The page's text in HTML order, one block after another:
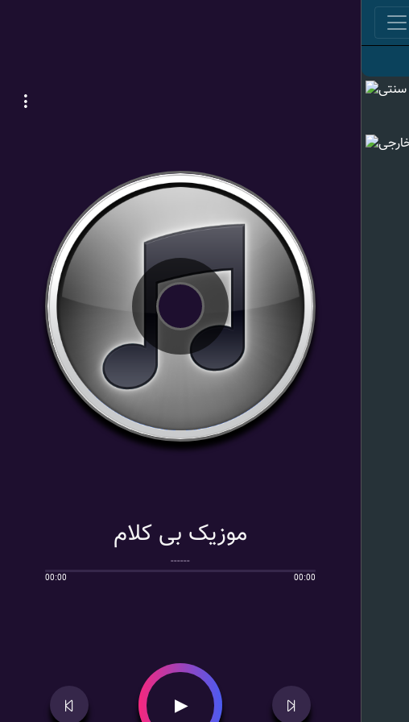
موزیک بی کلام
------
00:00 00:00